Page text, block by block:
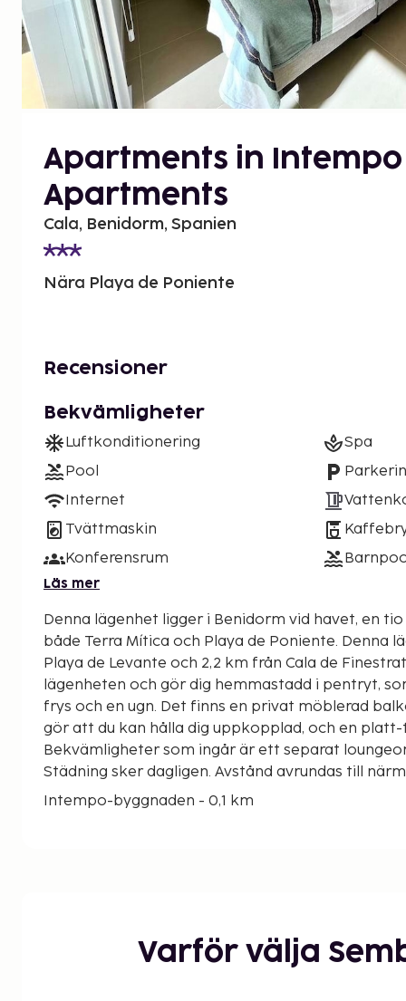
Apartments in Intempo
Apartments
Cala, Benidorm, Spanien
Nära Playa de Poniente
Recensioner
Bekvämligheter
Luftkonditionering
Pool
Internet
Tvättmaskin
Konferensrum
Spa
Läs mer
Denna lägenhet ligger i Benidorm vid havet, en
både Terra Mítica och Playa de Poniente. Denna lägenhet ligger 7,4 km från
Playa de Levante och 2,2 km från Cala de
lägenheten och gör dig hemmastadd i pentryt,
frys och en ugn. Det finns en privat möblerad
gör att du kan hålla dig uppkopplad, och en
Bekvämligheter som ingår är ett separat
Städning sker dagligen. Avstånd avrundas till
Intempo-byggnaden - 0,1 km
Mirador de l'Ermita Verge del Mar - 2,3 km
Varför välja